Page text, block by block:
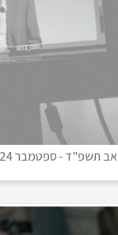
אב תשפ"ד-ספטמבר 2024